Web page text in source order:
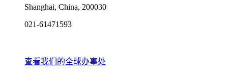
Shanghai, China, 200030
021-61471593
查看我们的全球办事处